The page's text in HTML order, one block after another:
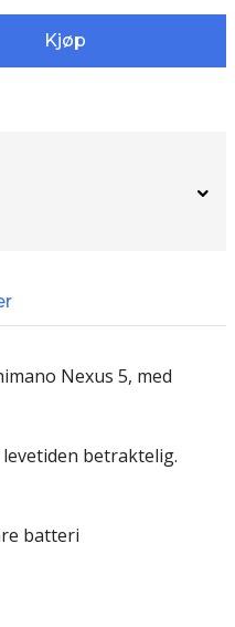
Kjøp
Nexus 5, med
betraktelig.
batteri